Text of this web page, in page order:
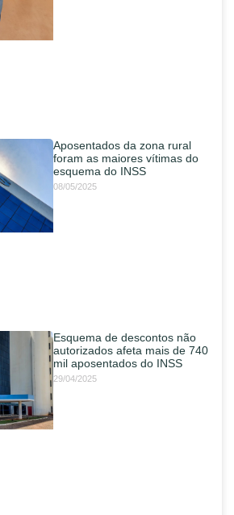
Aposentados da zona rural
foram as maiores vítimas do
esquema do INSS
08/05/2025
Esquema de descontos não
autorizados afeta mais de 740
mil aposentados do INSS
29/04/2025